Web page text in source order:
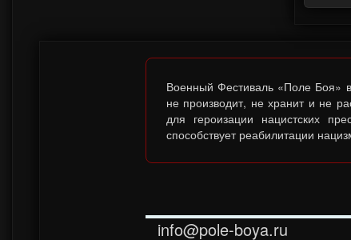
Военный Фестиваль «Поле Боя»
не производит, не хранит и не
для героизации нацистских
способствует реабилитации
info@pole-boya.ru